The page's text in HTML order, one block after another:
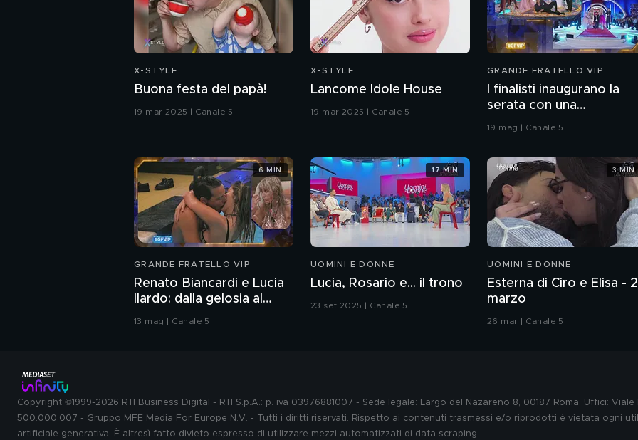
X-STYLE
Buona festa del papà!
19 mar 2025 | Canale 5
X-STYLE
Lancome Idole House
19 mar 2025 | Canale 5
GRANDE FRATELLO VIP
I finalisti inaugurano la
serata con una
coreografia
19 mag | Canale 5
GRANDE FRATELLO VIP
Renato Biancardi e Lucia
Ilardo: dalla gelosia al
13 mag | Canale 5
6 MIN
UOMINI E DONNE
Lucia, Rosario e... il trono
23 set 2025 | Canale 5
17 MIN
UOMINI E DONNE
Esterna di Ciro e Elisa -
marzo
26 mar | Canale 5
3 MIN
Copyright ©1999-2026 RTI Business Digital - RTI S.p.A.: p. iva 03976881007 - Sede legale: Largo del Nazareno 8, 00187 Roma. Uffici:
500.000.007 - Gruppo MFE Media For Europe N.V. - Tutti i diritti riservati. Rispetto ai contenuti trasmessi e/o riprodotti è vietata ogni
artificiale generativa. È altresì fatto divieto espresso di utilizzare mezzi automatizzati di data scraping.